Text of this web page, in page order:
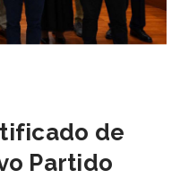
de
Partido